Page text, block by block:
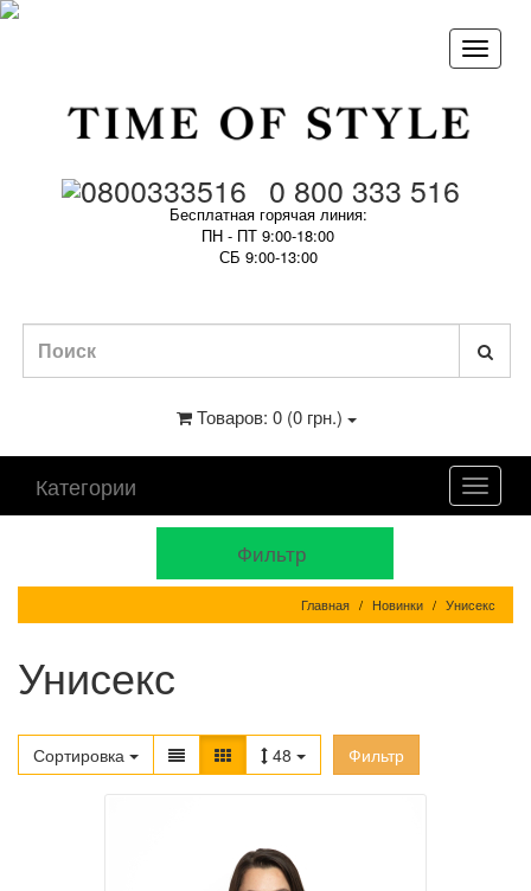
0 800 333 516
Бесплатная горячая линия:
ПН - ПТ 9:00-18:00
СБ 9:00-13:00
Товаров: 0 (0 грн.)
Категории
Фильтр
Главная Новинки Унисекс
Унисекс
Сортировка 48 Фильтр